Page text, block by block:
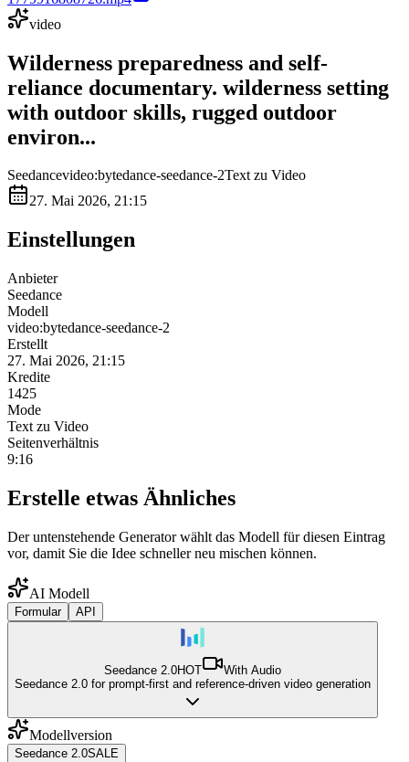
video
Wilderness preparedness and self-
reliance documentary. wilderness setting
with outdoor skills, rugged outdoor
environ...
Seedancevideo:bytedance-seedance-2Text zu Video
27. Mai 2026, 21:15
Einstellungen
Anbieter
Seedance
Modell
video:bytedance-seedance-2
Erstellt
27. Mai 2026, 21:15
Kredite
1425
Mode
Text zu Video
Seitenverhältnis
9:16
Erstelle etwas Ähnliches
Der untenstehende Generator wählt das Modell für diesen Eintrag
vor, damit Sie die Idee schneller neu mischen können.
AI Modell
Formular API
Seedance 2.0HOT
With Audio
Seedance 2.0 for prompt-first and reference-driven video generation
Modellversion
Seedance 2.0SALE